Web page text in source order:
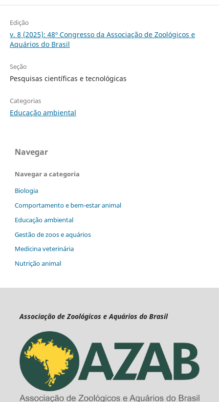
Edição
v. 8 (2025): 48º Congresso da Associação de Zoológicos e
Aquários do Brasil
Seção
Pesquisas científicas e tecnológicas
Categorias
Educação ambiental
Navegar
Navegar a categoria
Biologia
Comportamento e bem-estar animal
Educação ambiental
Gestão de zoos e aquários
Medicina veterinária
Nutrição animal
Associação de Zoológicos e Aquários do Brasil